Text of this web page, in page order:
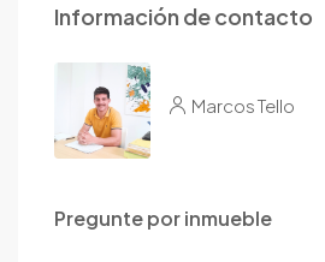
Información de contacto
Marcos Tello
Pregunte por inmueble